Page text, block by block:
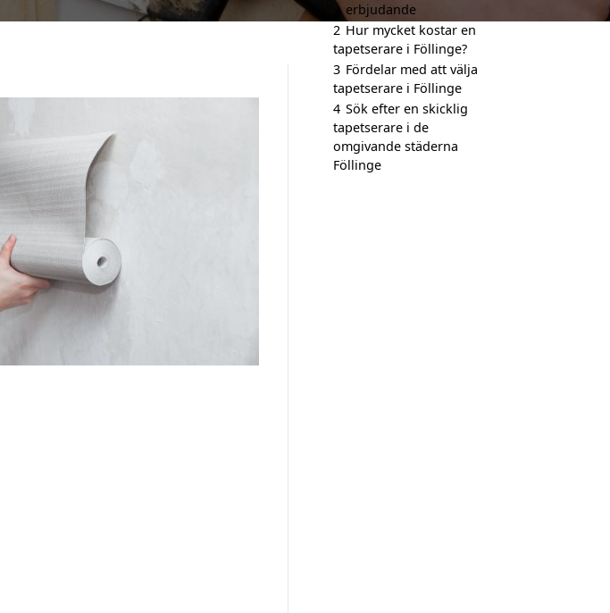
erbjudande
2 Hur mycket kostar en
tapetserare i Föllinge?
3 Fördelar med att välja
tapetserare i Föllinge
4 Sök efter en skicklig
tapetserare i de
omgivande städerna
Föllinge